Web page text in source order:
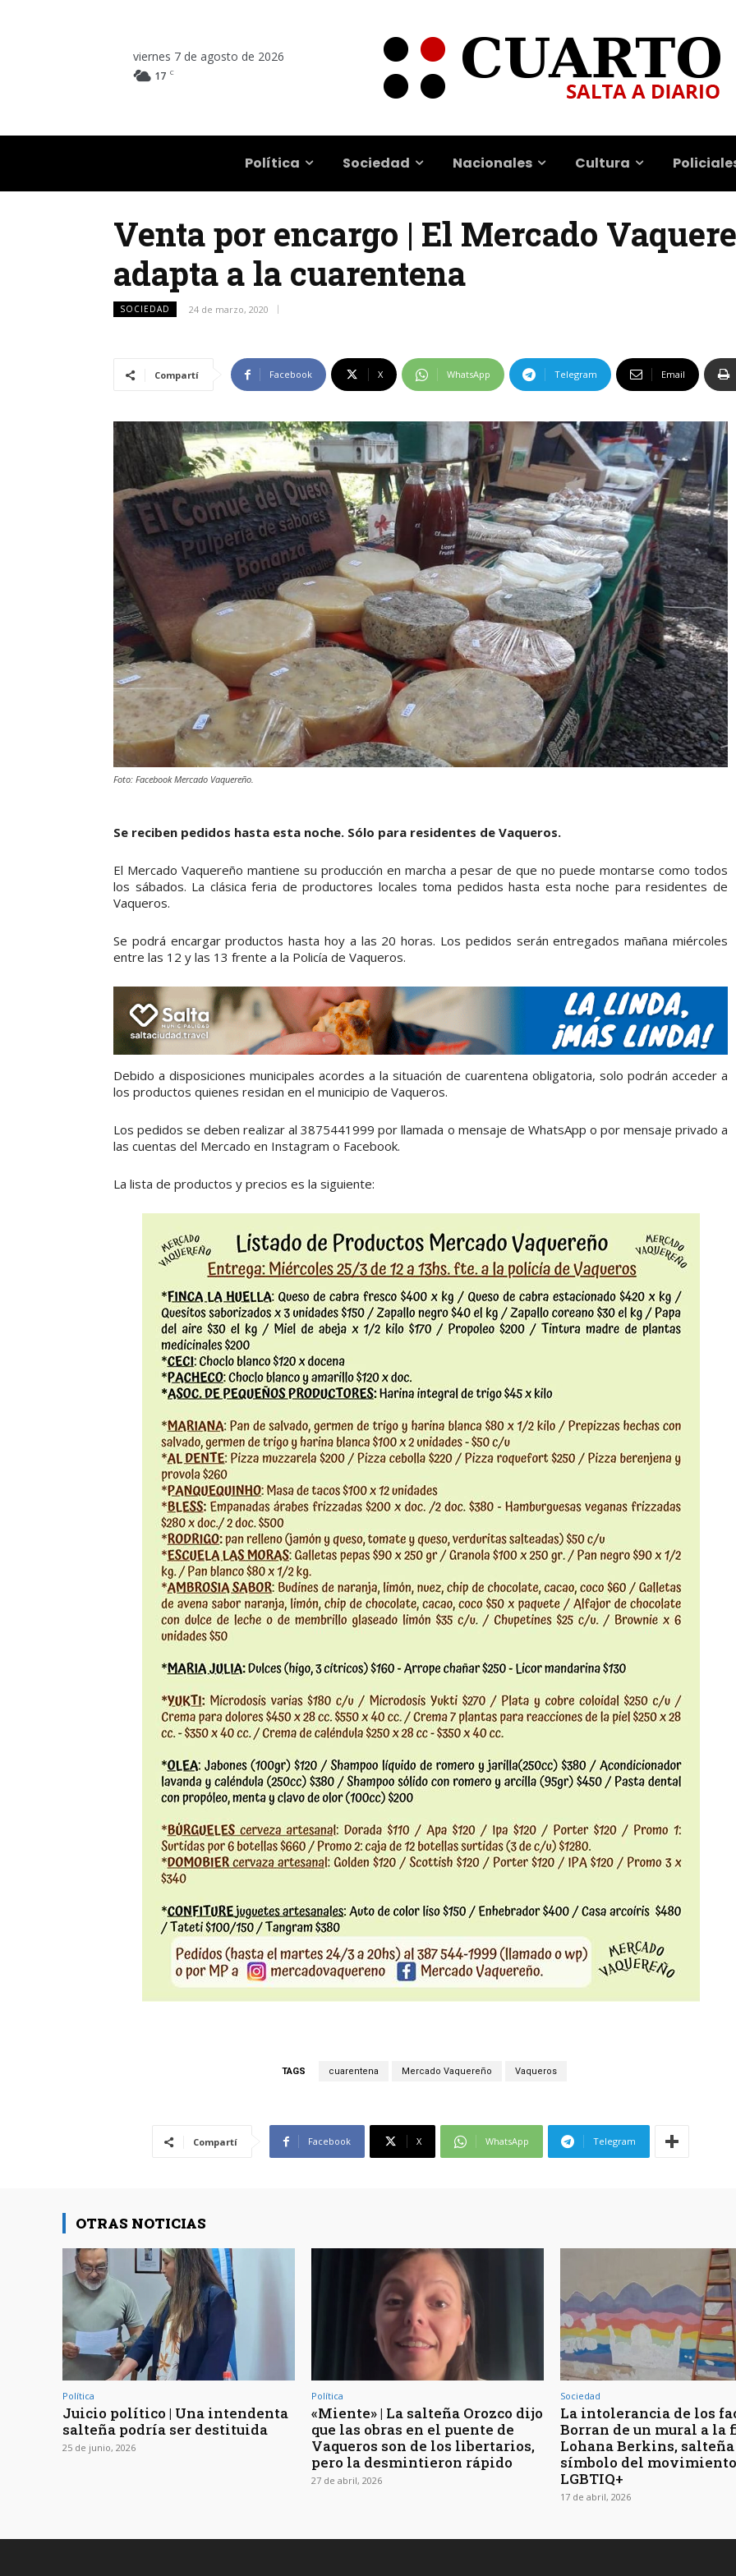
viernes 7 de agosto de 2026
17 C
Política Sociedad Nacionales Cultura
Venta por encargo | El Mercado
adapta a la cuarentena
SOCIEDAD 24 de marzo, 2020
Compartí Facebook X WhatsApp Telegram Email
Foto: Facebook Mercado Vaquereño.
Se reciben pedidos hasta esta noche. Sólo para residentes de Vaqueros.
El Mercado Vaquereño mantiene su producción en marcha a pesar de que no puede montarse como todos
los sábados. La clásica feria de productores locales toma pedidos hasta esta noche para residentes de
Vaqueros.
Se podrá encargar productos hasta hoy a las 20 horas. Los pedidos serán entregados mañana miércoles
entre las 12 y las 13 frente a la Policía de Vaqueros.
Debido a disposiciones municipales acordes a la situación de cuarentena obligatoria, solo podrán acceder a
los productos quienes residan en el municipio de Vaqueros.
Los pedidos se deben realizar al 3875441999 por llamada o mensaje de WhatsApp o por mensaje privado a
las cuentas del Mercado en Instagram o Facebook.
La lista de productos y precios es la siguiente:
TAGS cuarentena Mercado Vaquereño Vaqueros
Compartí Facebook X WhatsApp Telegram
OTRAS NOTICIAS
Política
Juicio político | Una intendenta
salteña podría ser destituida
25 de junio, 2026
Política
«Miente» | La salteña Orozco dijo
que las obras en el puente de
Vaqueros son de los libertarios,
pero la desmintieron rápido
27 de abril, 2026
Sociedad
La intolerancia de los
Borran de un mural a la
Lohana Berkins, salteña
símbolo del movimiento
LGBTIQ+
17 de abril, 2026